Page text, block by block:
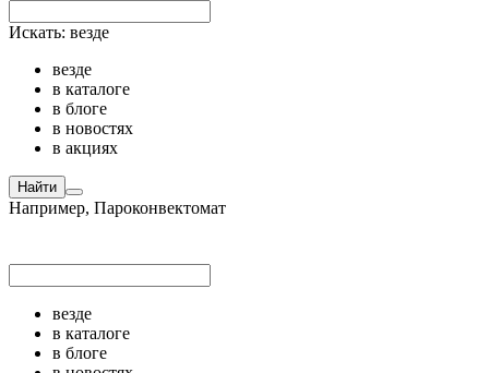
Искать: везде
везде
в каталоге
в блоге
в новостях
в акциях
Найти
Например, Пароконвектомат
везде
в каталоге
в блоге